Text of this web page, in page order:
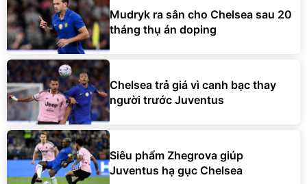
Mudryk ra sân cho Chelsea sau 20
tháng thụ án doping
Chelsea trả giá vì canh bạc thay
người trước Juventus
Siêu phẩm Zhegrova giúp
Juventus hạ gục Chelsea